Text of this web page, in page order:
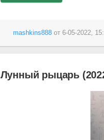
mashkins888от 6-05-2022,
Лунный рыцарь